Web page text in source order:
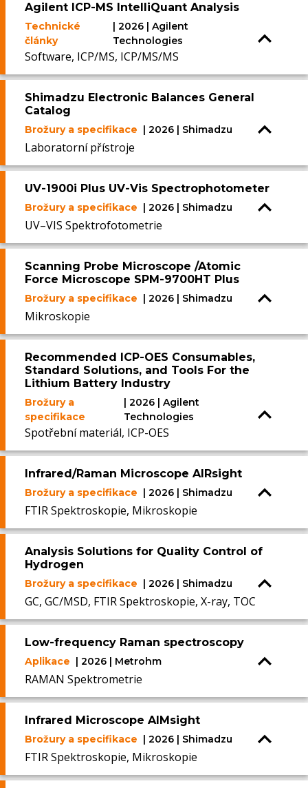
Agilent ICP-MS IntelliQuant Analysis
Technické
články
| 2026 | Agilent
Technologies
Software, ICP/MS, ICP/MS/MS
Shimadzu Electronic Balances General
Catalog
Brožury a specifikace | 2026 | Shimadzu
Laboratorní přístroje
UV-1900i Plus UV-Vis Spectrophotometer
Brožury a specifikace | 2026 | Shimadzu
UV–VIS Spektrofotometrie
Scanning Probe Microscope /Atomic
Force Microscope SPM-9700HT Plus
Brožury a specifikace | 2026 | Shimadzu
Mikroskopie
Recommended ICP-OES Consumables,
Standard Solutions, and Tools For the
Lithium Battery Industry
Brožury a
specifikace
| 2026 | Agilent
Technologies
Spotřební materiál, ICP-OES
Infrared/Raman Microscope AIRsight
Brožury a specifikace | 2026 | Shimadzu
FTIR Spektroskopie, Mikroskopie
Analysis Solutions for Quality Control of
Hydrogen
Brožury a specifikace | 2026 | Shimadzu
GC, GC/MSD, FTIR Spektroskopie, X-ray, TOC
Low-frequency Raman spectroscopy
Aplikace | 2026 | Metrohm
RAMAN Spektrometrie
Infrared Microscope AIMsight
Brožury a specifikace | 2026 | Shimadzu
FTIR Spektroskopie, Mikroskopie